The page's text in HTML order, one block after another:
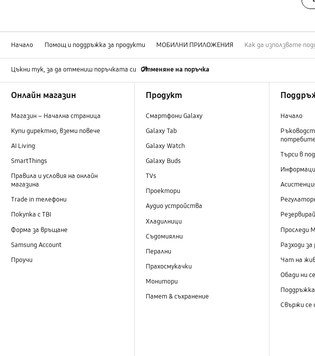
Начало Помощ и поддръжка за продукти МОБИЛНИ ПРИЛОЖЕНИЯ Как да използвате
Цъкни тук, за да отмениш поръчката си Отменяне на поръчка
Онлайн магазин
Магазин – Начална страница
Купи директно, вземи повече
AI Living
SmartThings
Правила и условия на онлайн
магазина
Trade in телефони
Покупка с TBI
Форма за връщане
Samsung Account
Проучи
Продукт
Смартфони Galaxy
Galaxy Tab
Galaxy Watch
Galaxy Buds
TVs
Проектори
Аудио устройства
Хладилници
Съдомиялни
Перални
Прахосмукачки
Монитори
Памет & съхранение
Начало
Търси в
Проследи
Разходи
Чат на
Обади ни се
Свържи се